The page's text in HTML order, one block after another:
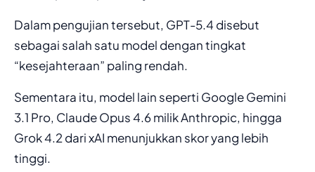
Dalam pengujian tersebut, GPT-5.4 disebut
sebagai salah satu model dengan tingkat
“kesejahteraan” paling rendah.
Sementara itu, model lain seperti Google Gemini
3.1 Pro, Claude Opus 4.6 milik Anthropic, hingga
Grok 4.2 dari xAI menunjukkan skor yang lebih
tinggi.